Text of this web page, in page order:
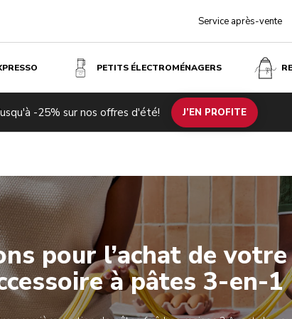
Service après-vente
PETITS ÉLECTROMÉNAGERS
-25% sur nos offres d'été! J’EN PROFITE
Enregistrez votre produit
pour l’achat de
à pâtes 3-en-1
Enregistrez votre produit